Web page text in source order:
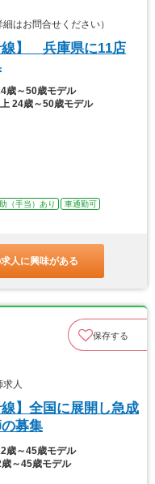
はお問合せください）
線】 兵庫県に11店
歳～50歳モデル
24歳～50歳モデル
（手当）あり
車通勤可
人に興味がある
保存する
人
】全国に展開し急成
募集
歳～45歳モデル
歳～45歳モデル